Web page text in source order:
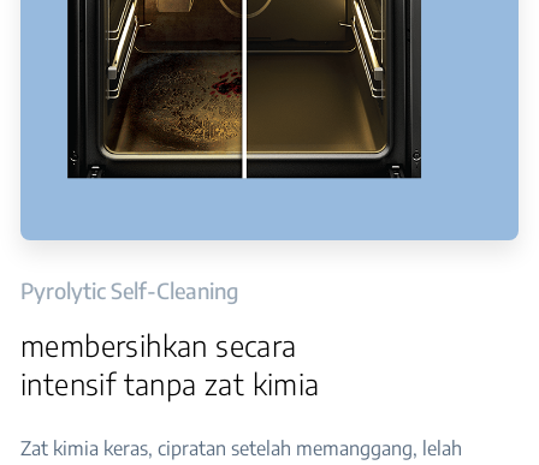
Pyrolytic Self-Cleaning
membersihkan secara
intensif tanpa zat kimia
Zat kimia keras, cipratan setelah memanggang, lelah